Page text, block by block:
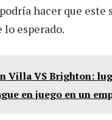
hacer que este
lo esperado.
Villa VS Brighton:
en juego en un